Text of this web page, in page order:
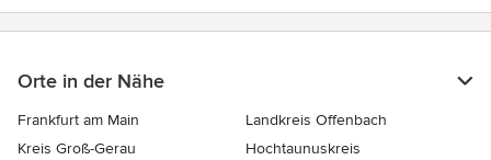
Orte in der Nähe
Frankfurt am Main
Landkreis Offenbach
Kreis Groß-Gerau
Hochtaunuskreis